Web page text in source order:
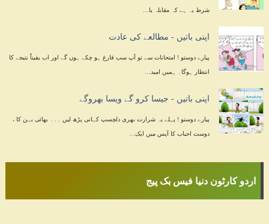
شرط یہ ہے کہ مقابلہ یا…
اپنی باتیں - مطالعے کی عادت
پیارے دوستو ! امتحانات سے تو آپ سب فارغ ہو چکے ہوں گے اور اب یقیناً نتیجے کا
انتظار ہوگا۔ ہمیں امید…
اپنی باتیں - جیسا کرو گے ویسا بھروگے
پیارے دوستو ! پہلے یہ شرارت بھری دلچسپ کہانی پڑھ لیں ۔۔۔ بھائی بہن کا ،
دوست احباب کا آپس میں ایک…
اردو کارٹون دنیا فیس بک پیج